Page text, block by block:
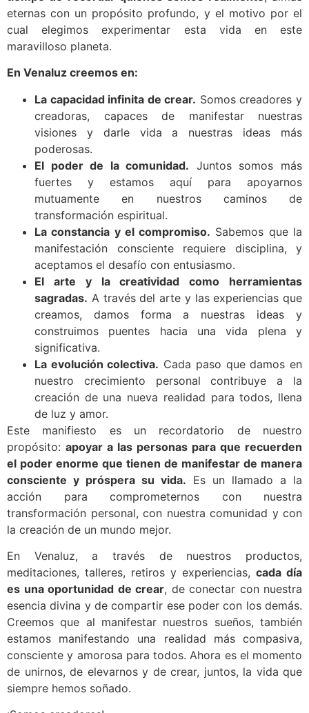
eternas con un propósito profundo, y el motivo por el
cual elegimos experimentar esta vida en este
maravilloso planeta.
En Venaluz creemos en:
La capacidad infinita de crear. Somos creadores y
creadoras, capaces de manifestar nuestras
visiones y darle vida a nuestras ideas más
poderosas.
El poder de la comunidad. Juntos somos más
fuertes y estamos aquí para apoyarnos
mutuamente en nuestros caminos de
transformación espiritual.
La constancia y el compromiso. Sabemos que la
manifestación consciente requiere disciplina, y
aceptamos el desafío con entusiasmo.
El arte y la creatividad como herramientas
sagradas. A través del arte y las experiencias que
creamos, damos forma a nuestras ideas y
construimos puentes hacia una vida plena y
significativa.
La evolución colectiva. Cada paso que damos en
nuestro crecimiento personal contribuye a la
creación de una nueva realidad para todos, llena
de luz y amor.
Este manifiesto es un recordatorio de nuestro
propósito: apoyar a las personas para que recuerden
el poder enorme que tienen de manifestar de manera
consciente y próspera su vida. Es un llamado a la
acción para comprometernos con nuestra
transformación personal, con nuestra comunidad y con
la creación de un mundo mejor.
En Venaluz, a través de nuestros productos,
meditaciones, talleres, retiros y experiencias, cada día
es una oportunidad de crear, de conectar con nuestra
esencia divina y de compartir ese poder con los demás.
Creemos que al manifestar nuestros sueños, también
estamos manifestando una realidad más compasiva,
consciente y amorosa para todos. Ahora es el momento
de unirnos, de elevarnos y de crear, juntos, la vida que
siempre hemos soñado.